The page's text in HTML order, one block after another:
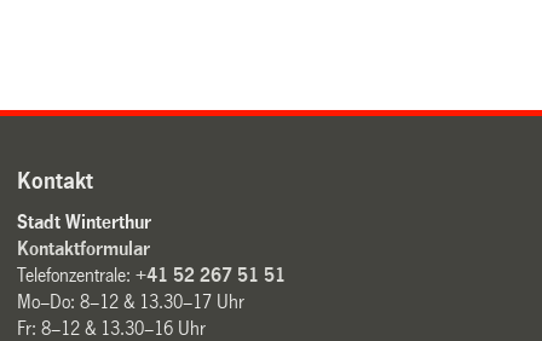
Kontakt
Stadt Winterthur
Kontaktformular
Telefonzentrale:+41 52 267 51 51
Mo–Do: 8–12 & 13.30–17 Uhr
Fr: 8–12 & 13.30–16 Uhr